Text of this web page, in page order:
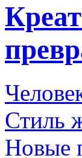
Стиль
Новые